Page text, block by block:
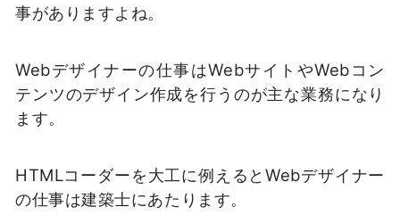
事がありますよね。
Webデザイナーの仕事はWebサイトやWebコン
テンツのデザイン作成を行うのが主な業務になり
ます。
HTMLコーダーを大工に例えるとWebデザイナー
の仕事は建築士にあたります。